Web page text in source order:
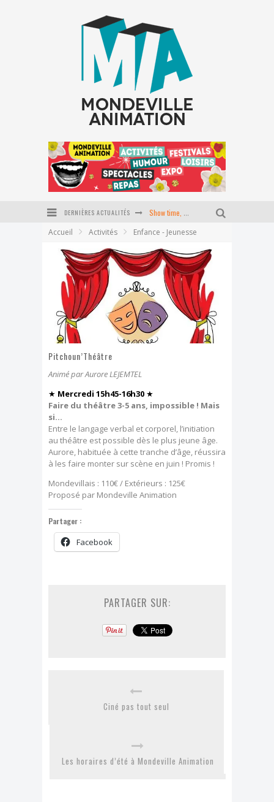
DERNIÈRES ACTUALITÉS Show time, école du P'tit coin
Stage Pilates baby
Journée tapisserie d'ameublement
Dimanche, j'ai clown
Effeuillage burlesque
Accueil Activités Enfance - Jeunesse
Pitchoun’Théâtre
Animé par Aurore LEJEMTEL
★ Mercredi 15h45-16h30 ★
Faire du théâtre 3-5 ans, impossible ! Mais
si…
Entre le langage verbal et corporel, l’initiation
au théâtre est possible dès le plus jeune âge.
Aurore, habituée à cette tranche d’âge, réussira
à les faire monter sur scène en juin ! Promis !
Mondevillais : 110€ / Extérieurs : 125€
Proposé par Mondeville Animation
Partager :
Facebook
PARTAGER SUR:
Ciné pas tout seul
Les horaires d’été à Mondeville Animation